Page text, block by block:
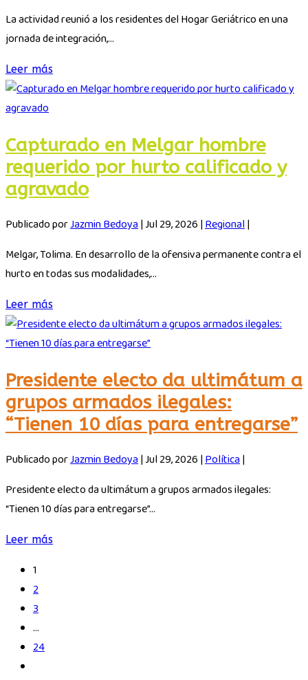
La actividad reunió a los residentes del Hogar Geriátrico en una
jornada de integración,...
Leer más
Capturado en Melgar hombre
requerido por hurto calificado y
agravado
Publicado porJazmin Bedoya|Jul 29, 2026|Regional|
Melgar, Tolima. En desarrollo de la ofensiva permanente contra el
hurto en todas sus modalidades,...
Leer más
Presidente electo da ultimátum a
grupos armados ilegales:
“Tienen 10 días para entregarse”
Publicado porJazmin Bedoya|Jul 29, 2026|Política|
Presidente electo da ultimátum a grupos armados ilegales:
“Tienen 10 días para entregarse”...
Leer más
1
2
3
…
24